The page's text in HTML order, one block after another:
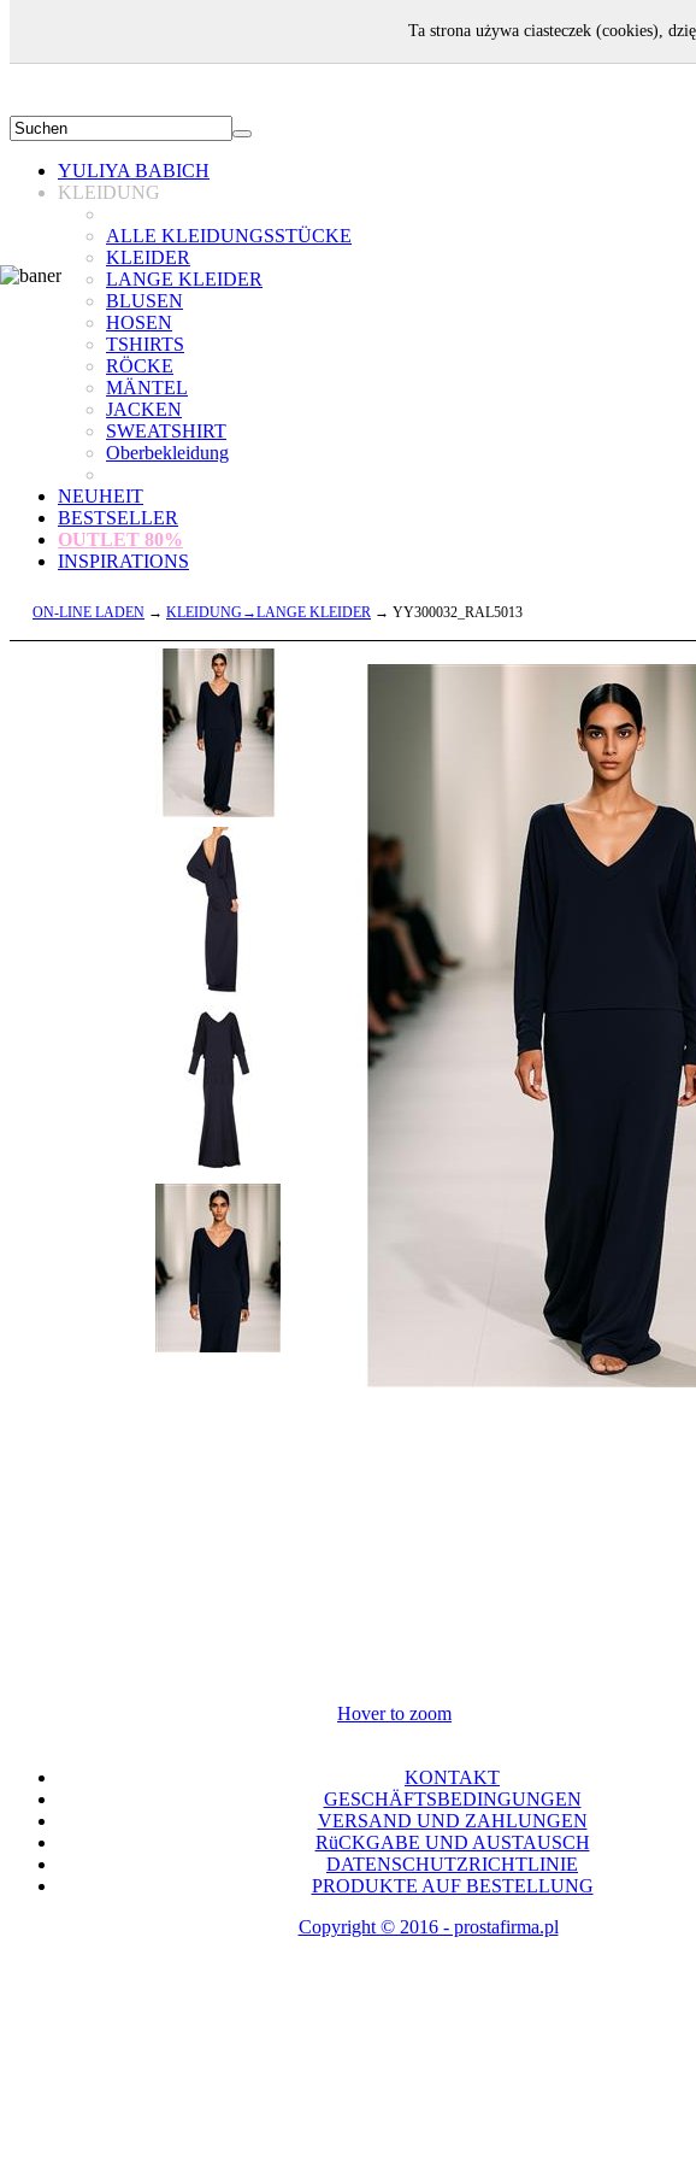
YULIYA BABICH
KLEIDUNG
ALLE KLEIDUNGSSTÜCKE
KLEIDER
LANGE KLEIDER
BLUSEN
HOSEN
TSHIRTS
RÖCKE
MÄNTEL
JACKEN
SWEATSHIRT
Oberbekleidung
NEUHEIT
BESTSELLER
OUTLET 80%
INSPIRATIONS
ON-LINE LADEN → KLEIDUNG→LANGE KLEIDER → YY300032_RAL5013
Hover to zoom
KONTAKT
GESCHÄFTSBEDINGUNGEN
VERSAND UND ZAHLUNGEN
RüCKGABE UND AUSTAUSCH
DATENSCHUTZRICHTLINIE
PRODUKTE AUF BESTELLUNG
Copyright © 2016 - prostafirma.pl
Ta strona używa ciasteczek (cookies),